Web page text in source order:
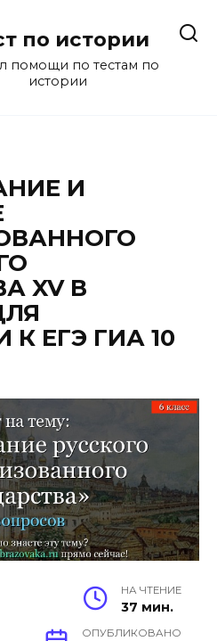
по истории
помощи по тестам по
истории
И
XV В
ЕГЭ ГИА 10
НА ЧТЕНИЕ
37 мин.
ОПУБЛИКОВАНО